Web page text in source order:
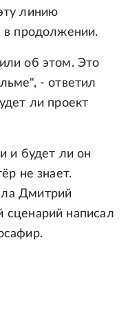
линию
в продолжении.
об этом. Это
- ответил
ли проект
и будет ли он
не знает.
Дмитрий
написал